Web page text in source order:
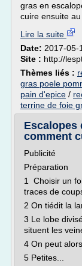
gras en
cuire ensuite au
Lire la suite
Date: 2017-05-
Site : http://
Thèmes liés :
gras poele
pain d'epice /
terrine de foie
Escalopes
comment
Publicité
Préparation
1 Choisir un
traces de
2 On tiédit la
3 Le lobe
situent les
4 On peut
5 Petites...